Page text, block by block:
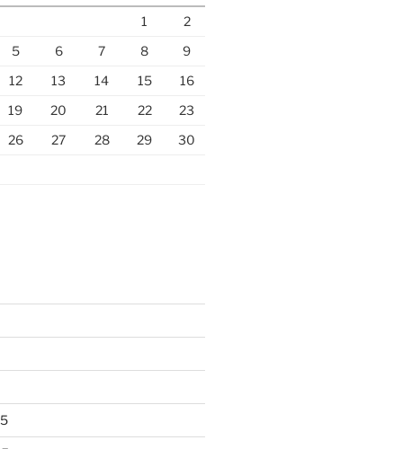
1
2
5 6 7 8
9
12 13 14 15
16
19 20 21 22
23
26 27 28 29
30